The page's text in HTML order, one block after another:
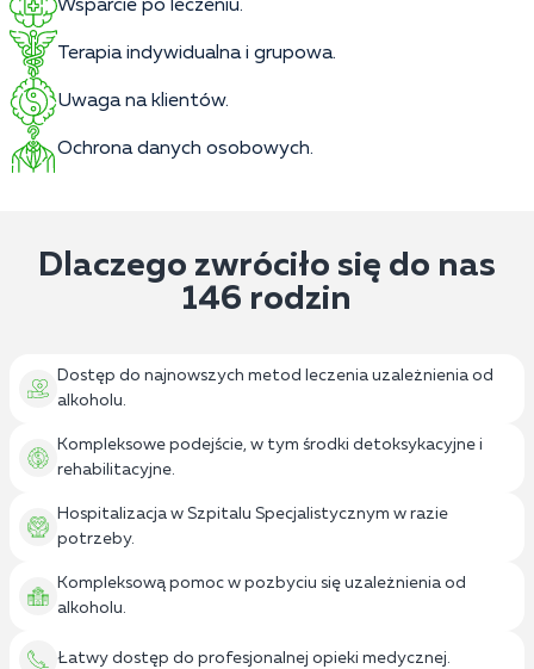
Wsparcie po leczeniu.
Terapia indywidualna i grupowa.
Uwaga na klientów.
Ochrona danych osobowych.
Dlaczego zwróciło się do nas
146 rodzin
Dostęp do najnowszych metod leczenia uzależnienia od
alkoholu.
Kompleksowe podejście, w tym środki detoksykacyjne i
rehabilitacyjne.
Hospitalizacja w Szpitalu Specjalistycznym w razie
potrzeby.
Kompleksową pomoc w pozbyciu się uzależnienia od
alkoholu.
Łatwy dostęp do profesjonalnej opieki medycznej.